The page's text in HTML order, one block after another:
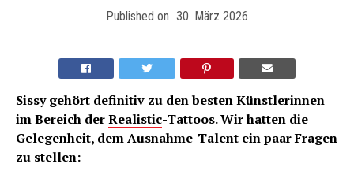
Published on 30. März 2026
Sissy gehört definitiv zu den besten Künstlerinnen
im Bereich derRealistic-Tattoos. Wir hatten die
Gelegenheit, dem Ausnahme-Talent ein paar Fragen
zu stellen: